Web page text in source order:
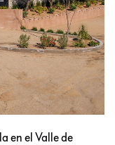
en el Valle de